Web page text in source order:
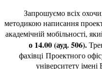
Запрошуємо всіх
методикою написання
академічній мобільності,
о 14.00 (ауд. 506).
фахівці Проектного
університету